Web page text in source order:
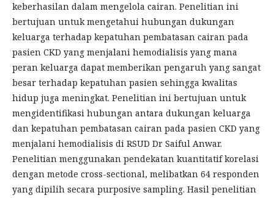
keberhasilan dalam mengelola cairan. Penelitian ini
bertujuan untuk mengetahui hubungan dukungan
keluarga terhadap kepatuhan pembatasan cairan pada
pasien CKD yang menjalani hemodialisis yang mana
peran keluarga dapat memberikan pengaruh yang sangat
besar terhadap kepatuhan pasien sehingga kwalitas
hidup juga meningkat. Penelitian ini bertujuan untuk
mengidentifikasi hubungan antara dukungan keluarga
dan kepatuhan pembatasan cairan pada pasien CKD yang
menjalani hemodialisis di RSUD Dr Saiful Anwar.
Penelitian menggunakan pendekatan kuantitatif korelasi
dengan metode cross-sectional, melibatkan 64 responden
yang dipilih secara purposive sampling. Hasil penelitian